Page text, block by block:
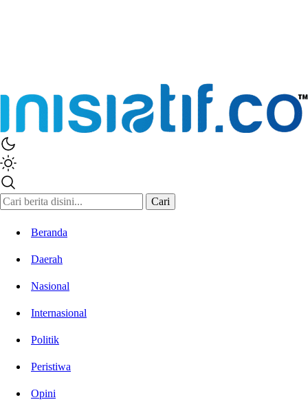
Inisiatif.co
Stay Connected Stay Informed
Cari
Beranda
Daerah
Nasional
Internasional
Politik
Peristiwa
Opini